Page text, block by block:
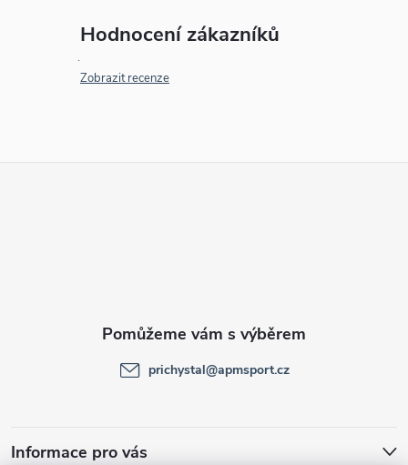
Hodnocení zákazníků
Zobrazit recenze
Informace pro vás
prichystal@apmsport.cz